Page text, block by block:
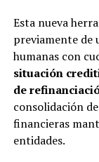
Esta nueva
previamente de
humanas con
situación
de
consolidación
financieras
entidades.